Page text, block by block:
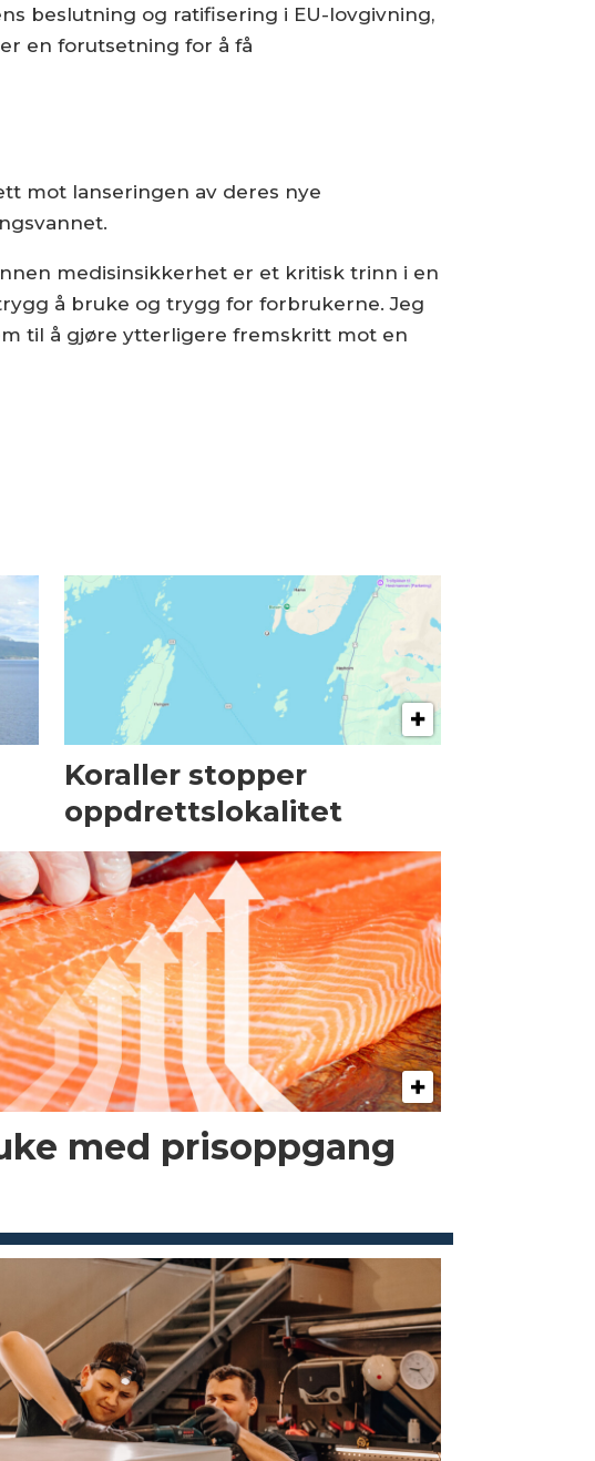
beslutning og ratifisering i EU-lovgivning,
en forutsetning for å få
mot lanseringen av deres nye
medisinsikkerhet er et kritisk trinn i en
å bruke og trygg for forbrukerne. Jeg
til å gjøre ytterligere fremskritt mot en
Koraller stopper
oppdrettslokalitet
med prisoppgang